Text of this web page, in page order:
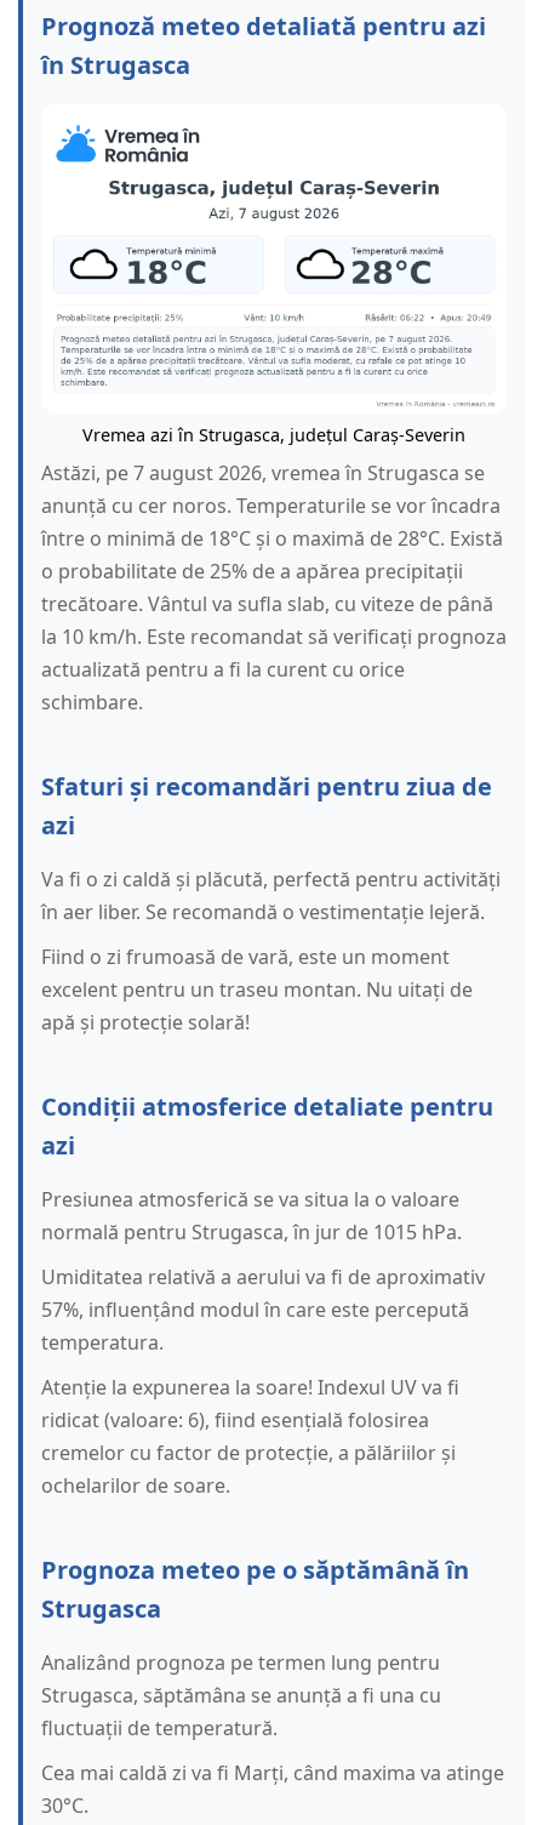
Prognoză meteo detaliată pentru azi
în Strugasca
Vremea azi în Strugasca, județul Caraș-Severin
Astăzi, pe 7 august 2026, vremea în Strugasca se
anunță cu cer noros. Temperaturile se vor încadra
între o minimă de 18°C și o maximă de 28°C. Există
o probabilitate de 25% de a apărea precipitații
trecătoare. Vântul va sufla slab, cu viteze de până
la 10 km/h. Este recomandat să verificați prognoza
actualizată pentru a fi la curent cu orice
schimbare.
Sfaturi și recomandări pentru ziua de
azi
Va fi o zi caldă și plăcută, perfectă pentru activități
în aer liber. Se recomandă o vestimentație lejeră.
Fiind o zi frumoasă de vară, este un moment
excelent pentru un traseu montan. Nu uitați de
apă și protecție solară!
Condiții atmosferice detaliate pentru
azi
Presiunea atmosferică se va situa la o valoare
normală pentru Strugasca, în jur de 1015 hPa.
Umiditatea relativă a aerului va fi de aproximativ
57%, influențând modul în care este percepută
temperatura.
Atenție la expunerea la soare! Indexul UV va fi
ridicat (valoare: 6), fiind esențială folosirea
cremelor cu factor de protecție, a pălăriilor și
ochelarilor de soare.
Prognoza meteo pe o săptămână în
Strugasca
Analizând prognoza pe termen lung pentru
Strugasca, săptămâna se anunță a fi una cu
fluctuații de temperatură.
Cea mai caldă zi va fi Marți, când maxima va atinge
30°C.